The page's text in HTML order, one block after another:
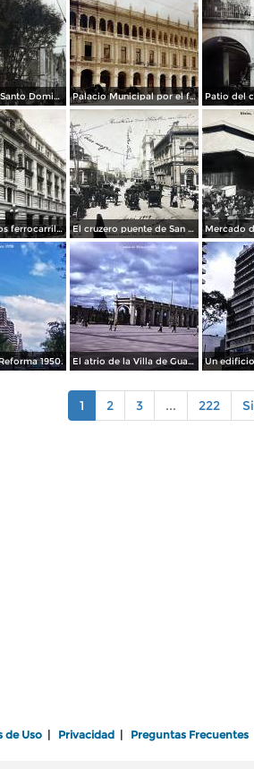
La Iglesia de Santo Domingo. Palacio Municipal por el fotografo Hugo Brehme..
Edicicio de los ferrocarriles. El cruzero puente de San Francisco y Guardiola por el fotografo Felix Miret.
1950. El atrio de la Villa de Guadalupe 1950.
1 2 3 ... 222
de Uso Privacidad Preguntas Frecuentes